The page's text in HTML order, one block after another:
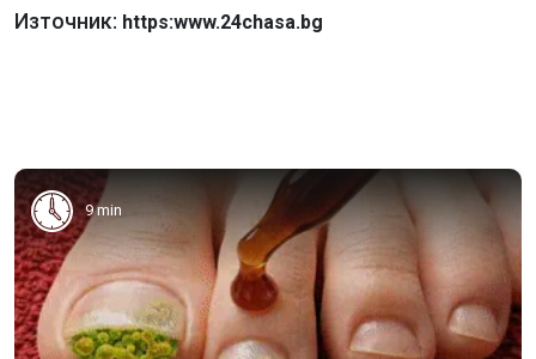
Източник: https:www.24chasa.bg
9 min